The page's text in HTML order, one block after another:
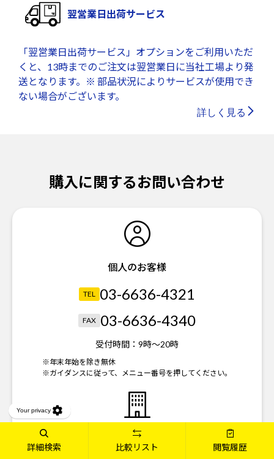
翌営業日出荷サービス
「翌営業日出荷サービス」オプションをご利用いただ
くと、13時までのご注文は翌営業日に当社工場より発
送となります。※ 部品状況によりサービスが使用でき
ない場合がございます。
詳しく見る
購入に関するお問い合わせ
個人のお客様
TEL 03-6636-4321
FAX 03-6636-4340
受付時間： 9時～20時
※年末年始を除き無休
※ガイダンスに従って、メニュー番号を押してください。
法人のお客様
詳細検索 比較リスト 閲覧履歴